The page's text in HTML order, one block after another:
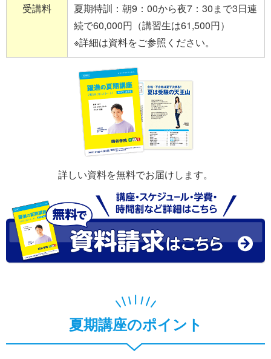
受講料
夏期特訓：朝9：00から夜7：30まで3日連
続で60,000円（講習生は61,500円）
※詳細は資料をご参照ください。
詳しい資料を無料でお届けします。
夏期講座のポイント